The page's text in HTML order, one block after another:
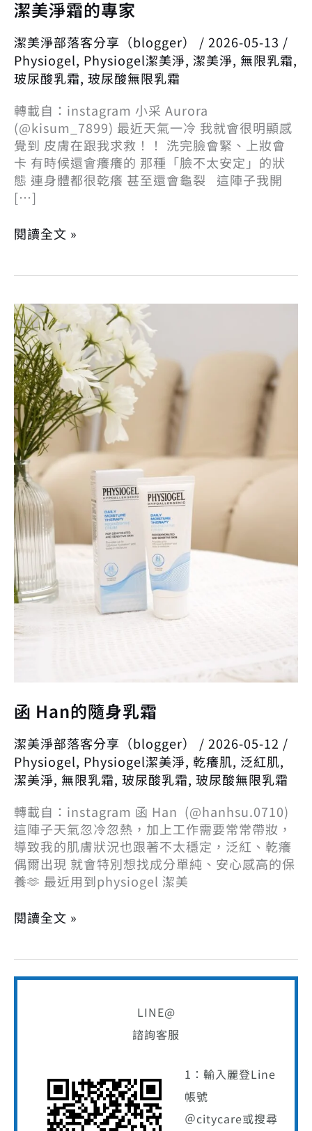
潔美淨霜的專家
潔美淨部落客分享（blogger） / 2026-05-13 /
Physiogel, Physiogel潔美淨, 潔美淨, 無限乳霜,
玻尿酸乳霜, 玻尿酸無限乳霜
轉載自：instagram 小采 Aurora
(@kisum_7899) 最近天氣一冷 我就會很明顯感
覺到 皮膚在跟我求救！！ 洗完臉會緊、上妝會
卡 有時候還會癢癢的 那種「臉不太安定」的狀
態 連身體都很乾癢 甚至還會龜裂 這陣子我開
[…]
閱讀全文 »
函 Han的隨身乳霜
潔美淨部落客分享（blogger） / 2026-05-12 /
Physiogel, Physiogel潔美淨, 乾癢肌, 泛紅肌,
潔美淨, 無限乳霜, 玻尿酸乳霜, 玻尿酸無限乳霜
轉載自：instagram 函 Han (@hanhsu.0710)
這陣子天氣忽冷忽熱，加上工作需要常常帶妝，
導致我的肌膚狀況也跟著不太穩定，泛紅、乾癢
偶爾出現 就會特別想找成分單純、安心感高的保
養🫶 最近用到physiogel 潔美
函
Han
的
隨
身
乳
霜
閱讀全文 »
LINE@
諮詢客服
1：輸入麗登Line
帳號
＠citycare或搜尋